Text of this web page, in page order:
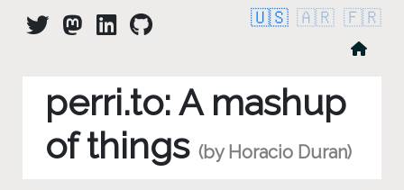
🇺🇸 🇦🇷 🇫🇷
perri.to: A mashup
of things (by Horacio Duran)